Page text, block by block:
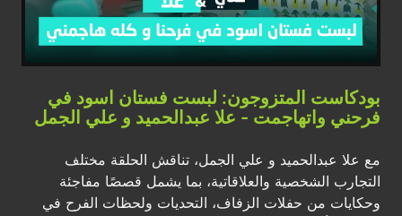
بودكاست المتزوجون: لبست فستان اسود في
فرحني واتهاجمت - علا عبدالحميد و علي الجمل
مع علا عبدالحميد و علي الجمل، تناقش الحلقة مختلف
التجارب الشخصية والعلاقاتية، بما يشمل قصصًا مفاجئة
وحكايات من حفلات الزفاف، التحديات ولحظات الفرح في